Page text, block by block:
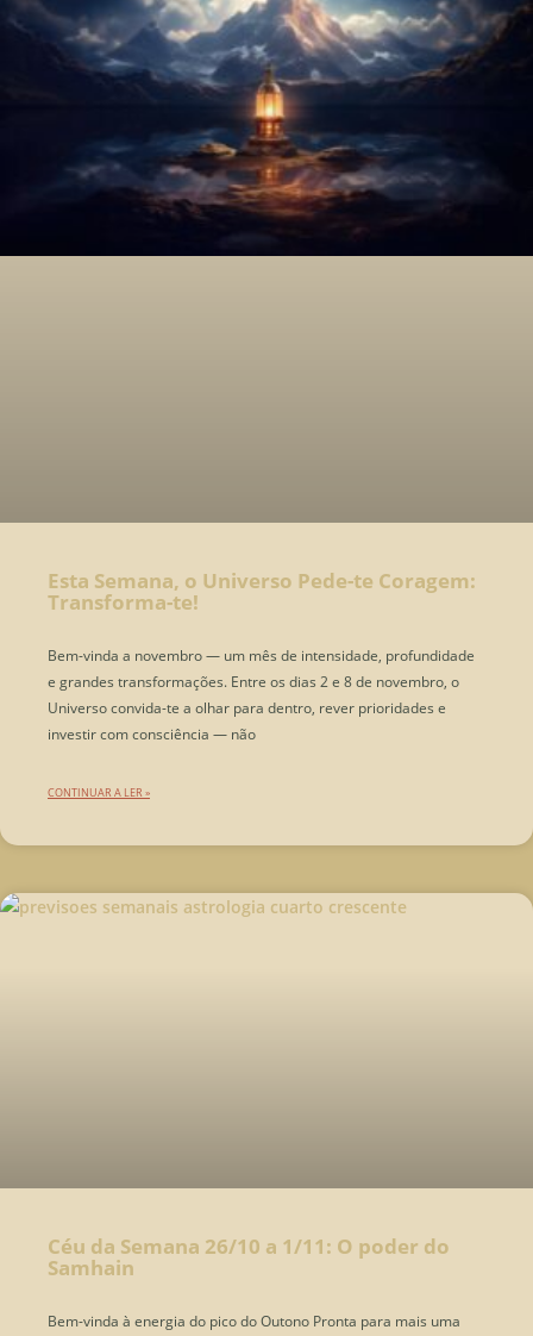
Esta Semana, o Universo Pede-te Coragem:
Transforma-te!
Bem-vinda a novembro — um mês de intensidade, profundidade
e grandes transformações. Entre os dias 2 e 8 de novembro, o
Universo convida-te a olhar para dentro, rever prioridades e
investir com consciência — não
CONTINUAR A LER »
Céu da Semana 26/10 a 1/11: O poder do
Samhain
Bem-vinda à energia do pico do Outono Pronta para mais uma